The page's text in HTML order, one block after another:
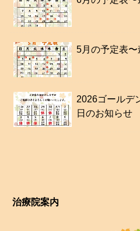
5月の予定表
2026ゴールデ
日のお知らせ
治療院案内